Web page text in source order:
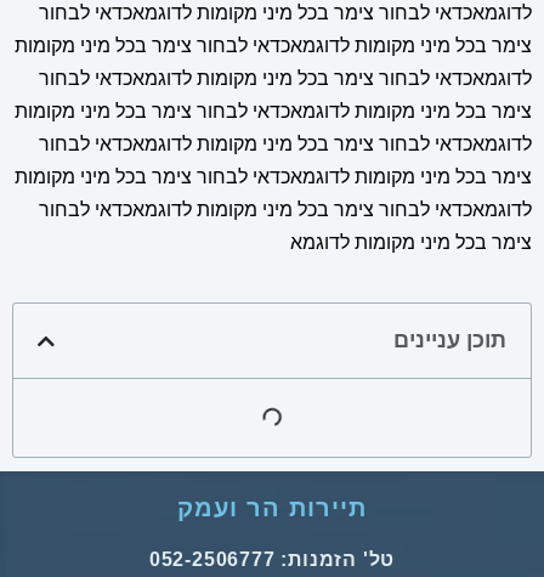
לדוגמאכדאי לבחור צימר בכל מיני מקומות לדוגמאכדאי לבחור
צימר בכל מיני מקומות לדוגמאכדאי לבחור צימר בכל מיני מקומות
לדוגמאכדאי לבחור צימר בכל מיני מקומות לדוגמאכדאי לבחור
צימר בכל מיני מקומות לדוגמאכדאי לבחור צימר בכל מיני מקומות
לדוגמאכדאי לבחור צימר בכל מיני מקומות לדוגמאכדאי לבחור
צימר בכל מיני מקומות לדוגמאכדאי לבחור צימר בכל מיני מקומות
לדוגמאכדאי לבחור צימר בכל מיני מקומות לדוגמאכדאי לבחור
צימר בכל מיני מקומות לדוגמא
תוכן עניינים
תיירות הר ועמק
טל' הזמנות: 052-2506777